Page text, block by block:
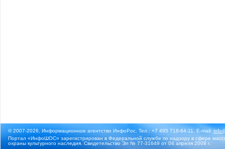
© 2007-2026, Информационное агентство ИнфоРос. Тел.: +7 495 718-84-11, E-mail:
Портал «ИнфоШОС» зарегистрирован в Федеральной службе по надзору в сфере
охраны культурного наследия. Свидетельство Эл № 77-31649 от 04 апреля 2008 г.